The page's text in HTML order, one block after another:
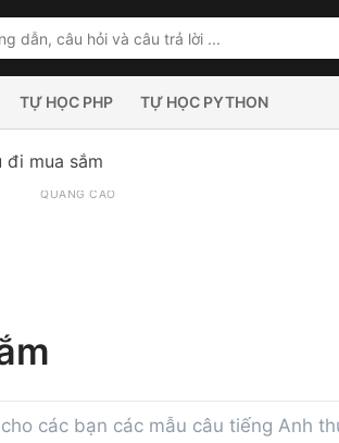
TỰ HỌC PHP TỰ HỌC PYTHON
đi mua sắm
QUẢNG CÁO
các bạn các mẫu câu tiếng Anh